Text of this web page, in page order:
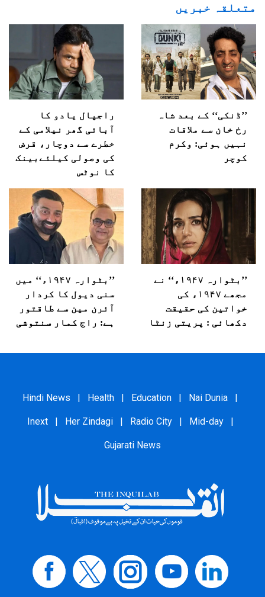
متعلقہ خبریں
’’ڈنکی‘‘ کے بعد شاہ
رخ خان سے ملاقات
نہیں ہوئی: وکرم
کوچر
راجپال یادو کا
آبائی گھر نیلامی کے
خطرے سے دوچار، قرض
کی وصولی کیلئےبینک
کا نوٹس
’’بٹوارہ ۱۹۴۷ء‘‘ نے
مجھے ۱۹۴۷ء کی
خواتین کی حقیقت
دکھائی : پریتی زنٹا
’’بٹوارہ ۱۹۴۷ء‘‘ میں
سنی دیول کا کردار
آئرن مین سے طاقتور
ہے: راج کمار سنتوشی
Hindi News | Health | Education | Nai Dunia |
Inext | Her Zindagi | Radio City | Mid-day |
Gujarati News